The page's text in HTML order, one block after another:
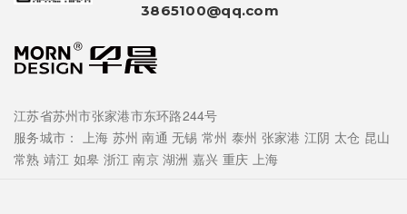
3865100@qq.com
江苏省苏州市张家港市东环路244号
服务城市：
上海 苏州 南通 无锡 常州 泰州 张家港 江阴 太仓 昆山
常熟 靖江 如皋 浙江 南京 湖洲 嘉兴 重庆 上海